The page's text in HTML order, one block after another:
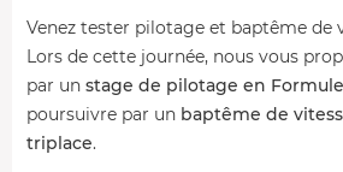
Venez tester pilotage et baptême de
Lors de cette journée, nous vous
par un stage de pilotage en
poursuivre par un baptême de
triplace.